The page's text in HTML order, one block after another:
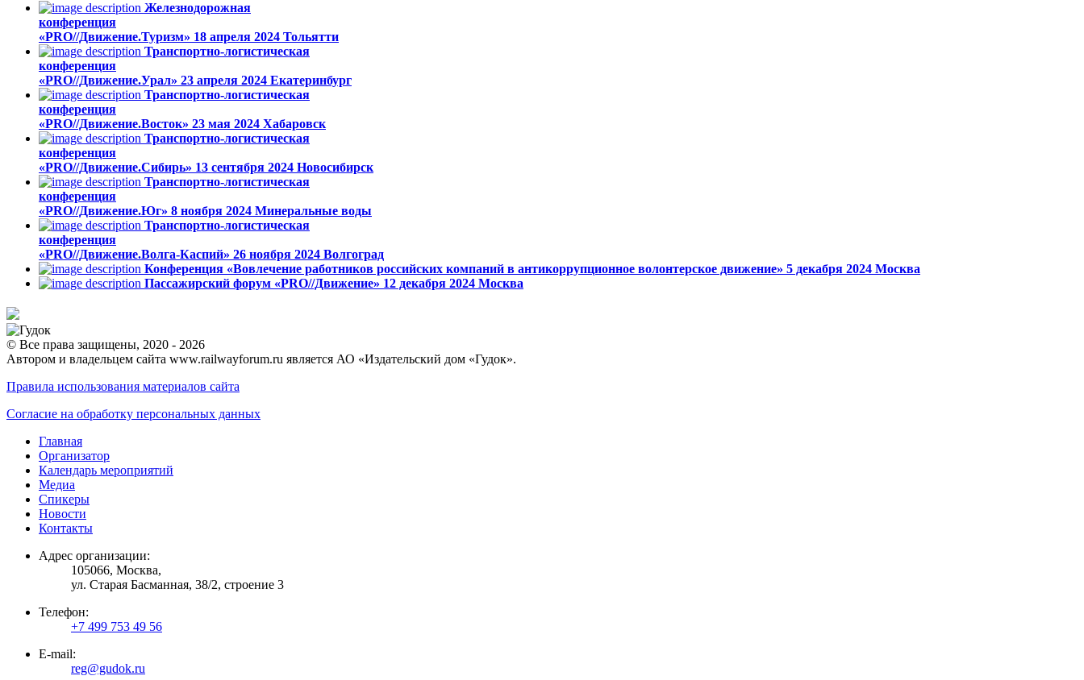
Железнодорожная
конференция
«PRO//Движение.Туризм» 18 апреля 2024 Тольятти
Транспортно-логистическая
конференция
«PRO//Движение.Урал» 23 апреля 2024 Екатеринбург
Транспортно-логистическая
конференция
«PRO//Движение.Восток» 23 мая 2024 Хабаровск
Транспортно-логистическая
конференция
«PRO//Движение.Сибирь» 13 сентября 2024 Новосибирск
Транспортно-логистическая
конференция
«PRO//Движение.Юг» 8 ноября 2024 Минеральные воды
Транспортно-логистическая
конференция
«PRO//Движение.Волга-Каспий» 26 ноября 2024 Волгоград
Конференция «Вовлечение работников российских компаний в антикоррупционное волонтерское движение» 5 декабря 2024 Москва
Пассажирский форум «PRO//Движение» 12 декабря 2024 Москва
© Все права защищены, 2020 - 2026
Автором и владельцем сайта www.railwayforum.ru является АО «Издательский дом «Гудок».
Правила использования материалов сайта
Согласие на обработку персональных данных
Главная
Организатор
Календарь мероприятий
Медиа
Спикеры
Новости
Контакты
Адрес организации:
105066, Москва,
ул. Старая Басманная, 38/2, строение 3
Телефон:
+7 499 753 49 56
E-mail:
reg@gudok.ru